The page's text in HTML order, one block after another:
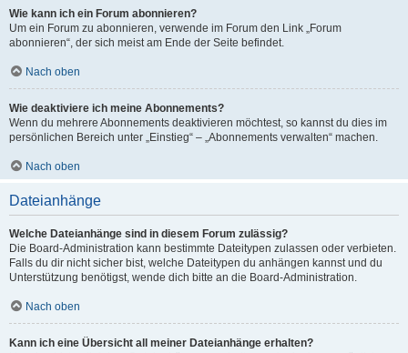
Wie kann ich ein Forum abonnieren?
Um ein Forum zu abonnieren, verwende im Forum den Link „Forum
abonnieren“, der sich meist am Ende der Seite befindet.
Nach oben
Wie deaktiviere ich meine Abonnements?
Wenn du mehrere Abonnements deaktivieren möchtest, so kannst du dies im
persönlichen Bereich unter „Einstieg“ – „Abonnements verwalten“ machen.
Nach oben
Dateianhänge
Welche Dateianhänge sind in diesem Forum zulässig?
Die Board-Administration kann bestimmte Dateitypen zulassen oder verbieten.
Falls du dir nicht sicher bist, welche Dateitypen du anhängen kannst und du
Unterstützung benötigst, wende dich bitte an die Board-Administration.
Nach oben
Kann ich eine Übersicht all meiner Dateianhänge erhalten?